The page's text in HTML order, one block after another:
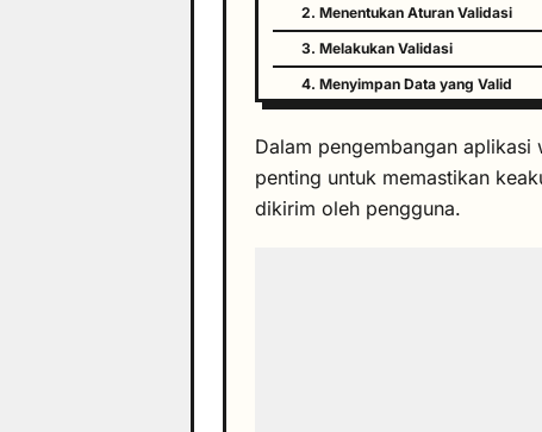
2. Menentukan Aturan Validasi
3. Melakukan Validasi
4. Menyimpan Data yang Valid
Dalam pengembangan
penting untuk memastikan
dikirim oleh pengguna.